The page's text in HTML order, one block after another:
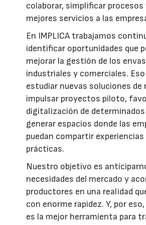
colaborar, simplificar
mejores servicios a las
En IMPLICA trabajamos
identificar oportunidades que
mejorar la gestión de los
industriales y comerciales.
estudiar nuevas soluciones de
impulsar proyectos piloto,
digitalización de
generar espacios donde las
puedan compartir experiencias
prácticas.
Nuestro objetivo es
necesidades del mercado y
productores en una realidad
con enorme rapidez. Y, por
es la mejor herramienta para